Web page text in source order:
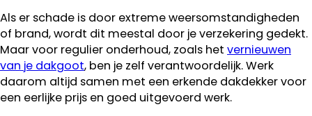
Als er schade is door extreme weersomstandigheden
of brand, wordt dit meestal door je verzekering gedekt.
Maar voor regulier onderhoud, zoals het vernieuwen
van je dakgoot, ben je zelf verantwoordelijk. Werk
daarom altijd samen met een erkende dakdekker voor
een eerlijke prijs en goed uitgevoerd werk.